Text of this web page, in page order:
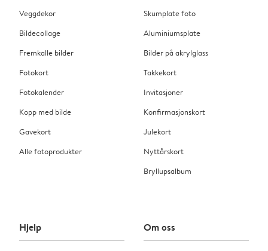
Veggdekor
Bildecollage
Fremkalle bilder
Fotokort
Fotokalender
Kopp med bilde
Gavekort
Alle fotoprodukter
Skumplate foto
Aluminiumsplate
Bilder på akrylglass
Takkekort
Invitasjoner
Konfirmasjonskort
Julekort
Nyttårskort
Bryllupsalbum
Hjelp Om oss